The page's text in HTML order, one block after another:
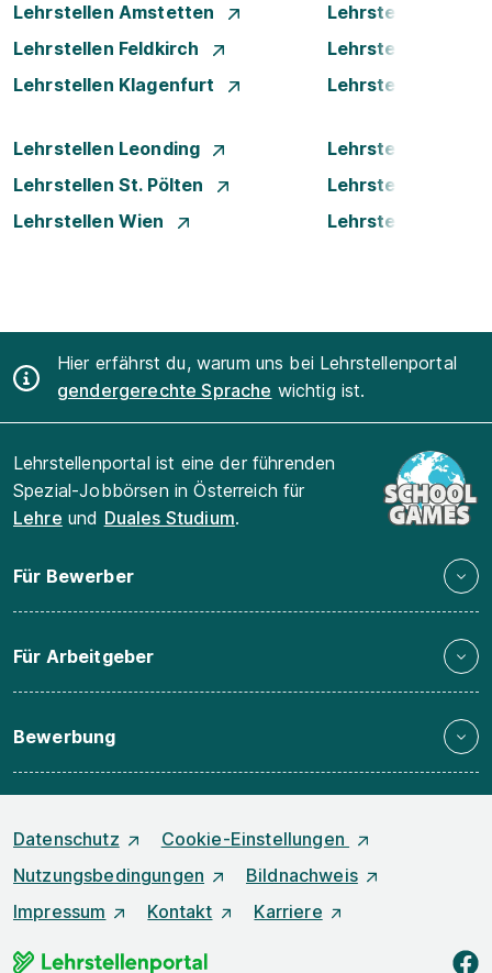
Lehrstellen Amstetten
Lehrstellen
Lehrstellen Feldkirch
Lehrstellen Graz
Lehrstellen Klagenfurt
Lehrstellen
Lehrstellen Leonding
Lehrstellen Linz
Lehrstellen St. Pölten
Lehrstellen Steyr
Lehrstellen Wien
Lehrstellen
Hier erfährst du, warum uns bei Lehrstellenportal
gendergerechte Sprache wichtig ist.
Lehrstellenportal ist eine der führenden
Spezial-Jobbörsen in Österreich für
Lehre und Duales Studium.
Für Bewerber
Für Arbeitgeber
Bewerbung
Datenschutz
Cookie-Einstellungen
Nutzungsbedingungen
Bildnachweis
Impressum
Kontakt Karriere